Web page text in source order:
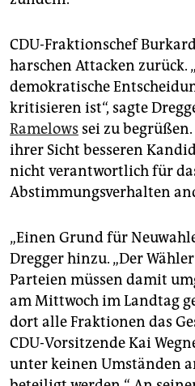
CDU-Fraktionschef
harschen Attacken zurück.
demokratische
kritisieren ist“, sagte
Ramelows sei zu
ihrer Sicht besseren
nicht verantwortlich für
Abstimmungsverhalten
„Einen Grund für
Dregger hinzu. „Der
Parteien müssen damit
am Mittwoch im Landtag
dort alle Fraktionen das
CDU-Vorsitzende Kai
unter keinen Umständen